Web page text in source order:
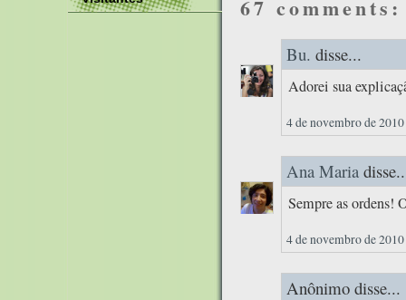
67 comments:
Bu. disse...
Adorei sua
4 de novembro de
Ana Maria
Sempre as ordens!
4 de novembro de
Anônimo disse...